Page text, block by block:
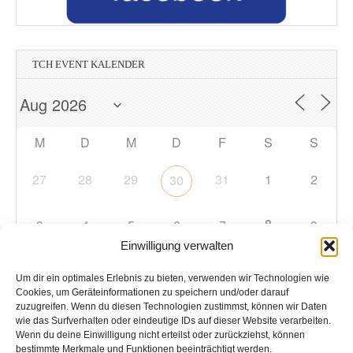
Einwilligung verwalten
Um dir ein optimales Erlebnis zu bieten, verwenden wir Technologien wie
Cookies, um Geräteinformationen zu speichern und/oder darauf
zuzugreifen. Wenn du diesen Technologien zustimmst, können wir Daten
wie das Surfverhalten oder eindeutige IDs auf dieser Website verarbeiten.
Wenn du deine Einwilligung nicht erteilst oder zurückziehst, können
bestimmte Merkmale und Funktionen beeinträchtigt werden.
TCH EVENT KALENDER
M D M D F S S
27 28 29 30 31 1 2
3 4 5 6 7 8 9
10 11 12 13 14 15
17 18 19 20 21 22 23